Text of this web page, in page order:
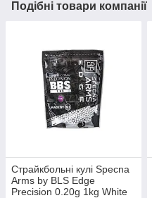
Подібні товари компанії
Страйкбольні кулі Specna
Arms by BLS Edge
Precision 0.20g 1kg White